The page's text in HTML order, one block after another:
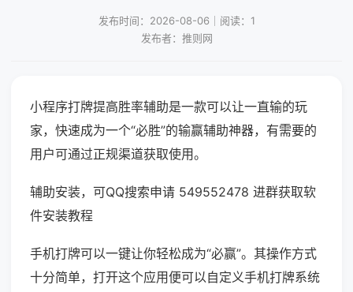
发布时间：2026-08-06｜阅读：1
发布者：推则网
小程序打牌提高胜率辅助是一款可以让一直输的玩
家，快速成为一个“必胜”的输赢辅助神器，有需要的
用户可通过正规渠道获取使用。
辅助安装，可QQ搜索申请 549552478 进群获取软
件安装教程
手机打牌可以一键让你轻松成为“必赢”。其操作方式
十分简单，打开这个应用便可以自定义手机打牌系统